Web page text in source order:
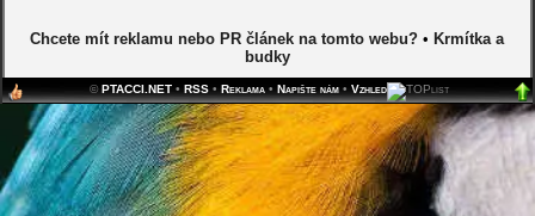
Chcete mít reklamu nebo PR článek na tomto webu? • Krmítka a
budky
©PTACCI.NET• RSS• Reklama• Napište nám• Vzhled